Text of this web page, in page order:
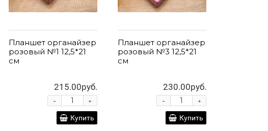
Планшет органайзер
розовый №1 12,5*21
см
215.00руб.
+
-
Купить
Планшет органайзер
розовый №3 12,5*21
см
230.00руб.
+
-
Купить